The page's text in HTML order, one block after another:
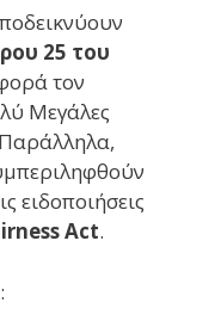
25 του
τον
Μεγάλες
ειδοποιήσεις
Act.